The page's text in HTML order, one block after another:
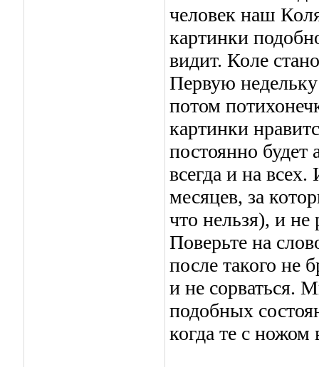
человек наш
картинки
видит. Коле
Первую
потом
картинки
постоянно будет
всегда и на всех.
месяцев, за
что нельзя), и не
Поверьте на
после такого не
и не сорваться.
подобных
когда те с ножом